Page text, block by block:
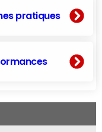
pratiques